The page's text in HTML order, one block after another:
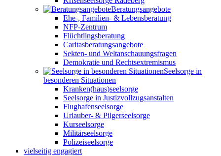
Beratungsangebote
Ehe-, Familien- & Lebensberatung
NFP-Zentrum
Flüchtlingsberatung
Caritasberatungsangebote
Sekten- und Weltanschauungsfragen
Demokratie und Rechtsextremismus
Seelsorge in
besonderen Situationen
Kranken(haus)seelsorge
Seelsorge in Justizvollzugsanstalten
Flughafenseelsorge
Urlauber- & Pilgerseelsorge
Kurseelsorge
Militärseelsorge
Polizeiseelsorge
vielseitig engagiert